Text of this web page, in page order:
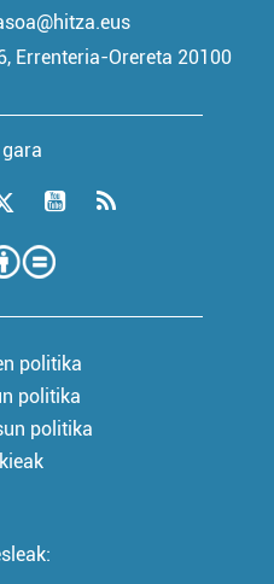
Errenteria-Orereta 20100
politika
politika
politika